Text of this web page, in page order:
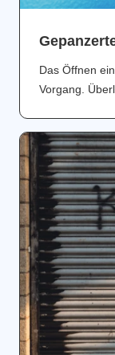
Das Öffnen
Vorgang.